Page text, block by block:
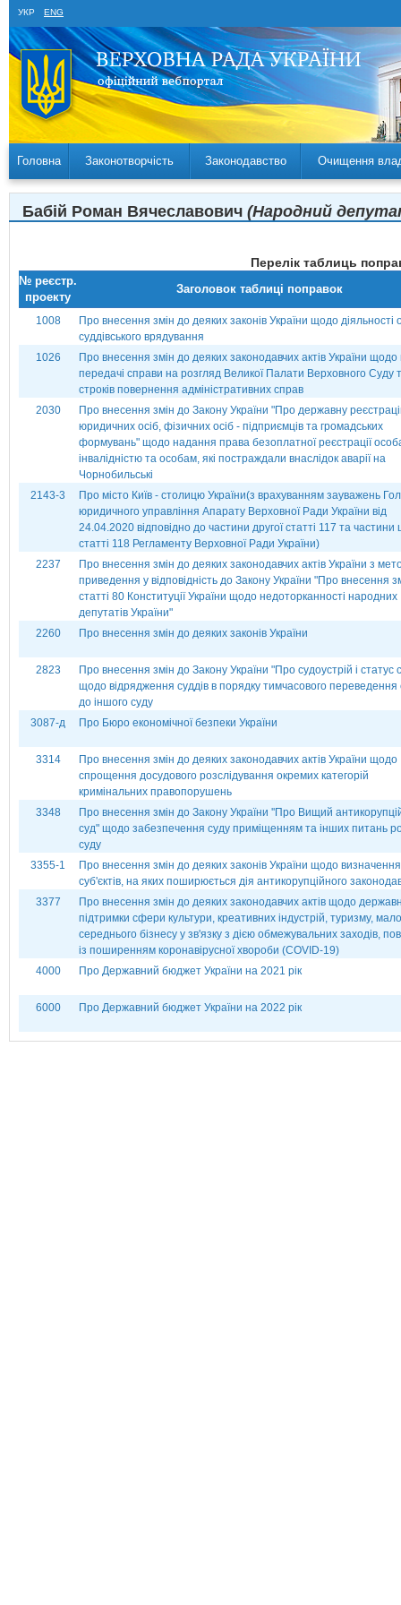
УКР ENG
Головна Законотворчість Законодавство Очищення
Бабій Роман Вячеславович (Народний
Перелік таблиць
№ реєстр.
проекту
Заголовок таблиці поправок
1008
Про внесення змін до деяких законів України щодо діяльності
суддівського врядування
1026
Про внесення змін до деяких законодавчих актів України щодо
передачі справи на розгляд Великої Палати Верховного Суду
строків повернення адміністративних справ
2030
Про внесення змін до Закону України "Про державну
юридичних осіб, фізичних осіб - підприємців та громадських
формувань" щодо надання права безоплатної реєстрації
інвалідністю та особам, які постраждали внаслідок аварії на
Чорнобильські
2143-3
Про місто Київ - столицю України(з врахуванням зауважень
юридичного управління Апарату Верховної Ради України від
24.04.2020 відповідно до частини другої статті 117 та частини
статті 118 Регламенту Верховної Ради України)
2237
Про внесення змін до деяких законодавчих актів України з
приведення у відповідність до Закону України "Про внесення
статті 80 Конституції України щодо недоторканності народних
депутатів України"
2260
Про внесення змін до деяких законів України
2823
Про внесення змін до Закону України "Про судоустрій і статус
щодо відрядження суддів в порядку тимчасового переведення
до іншого суду
3087-д
Про Бюро економічної безпеки України
3314
Про внесення змін до деяких законодавчих актів України щодо
спрощення досудового розслідування окремих категорій
кримінальних правопорушень
3348
Про внесення змін до Закону України ''Про Вищий
суд" щодо забезпечення суду приміщенням та інших питань
суду
3355-1
Про внесення змін до деяких законів України щодо визначення
суб'єктів, на яких поширюється дія антикорупційного
3377
Про внесення змін до деяких законодавчих актів щодо
підтримки сфери культури, креативних індустрій, туризму,
середнього бізнесу у зв'язку з дією обмежувальних заходів,
із поширенням коронавірусної хвороби (СОVІD-19)
4000
Про Державний бюджет України на 2021 рік
6000 Про Державний бюджет України на 2022 рік